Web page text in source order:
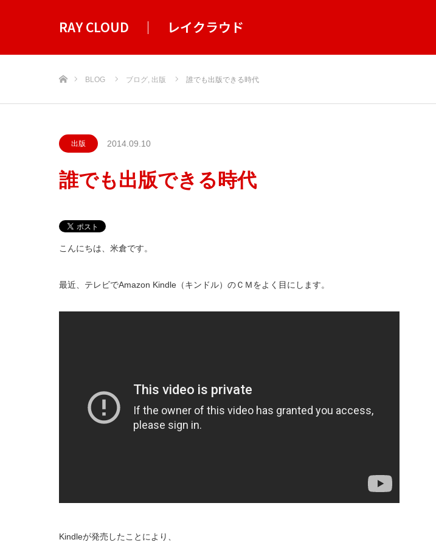
RAY CLOUD ｜ レイクラウド
BLOG ブログ, 出版 誰でも出版できる時代
出版 2014.09.10
誰でも出版できる時代
こんにちは、米倉です。
最近、テレビでAmazon Kindle（キンドル）のＣＭをよく目にします。
Kindleが発売したことにより、